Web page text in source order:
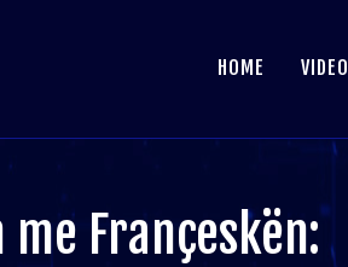
HOME VIDEO
me Françeskën: